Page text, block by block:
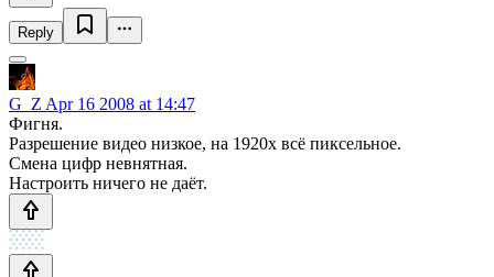
Reply
G_Z Apr 16 2008 at 14:47
Фигня.
Разрешение видео низкое, на 1920x всё пиксельное.
Смена цифр невнятная.
Настроить ничего не даёт.